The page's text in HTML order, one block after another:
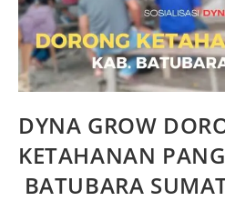
DYNA GROW
KETAHANAN
BATUBARA